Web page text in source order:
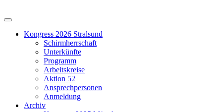
Kongress 2026 Stralsund
Schirmherrschaft
Unterkünfte
Programm
Arbeitskreise
Aktion 52
Ansprechpersonen
Anmeldung
Archiv